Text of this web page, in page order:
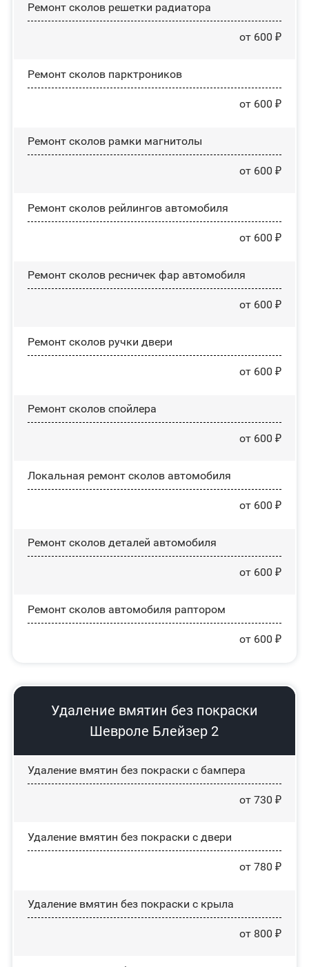
Ремонт сколов решетки радиатора
от 600 ₽
Ремонт сколов парктроников
от 600 ₽
Ремонт сколов рамки магнитолы
от 600 ₽
Ремонт сколов рейлингов автомобиля
от 600 ₽
Ремонт сколов ресничек фар автомобиля
от 600 ₽
Ремонт сколов ручки двери
от 600 ₽
Ремонт сколов спойлера
от 600 ₽
Локальная ремонт сколов автомобиля
от 600 ₽
Ремонт сколов деталей автомобиля
от 600 ₽
Ремонт сколов автомобиля раптором
от 600 ₽
Удаление вмятин без покраски
Шевроле Блейзер 2
Удаление вмятин без покраски с бампера
от 730 ₽
Удаление вмятин без покраски с двери
от 780 ₽
Удаление вмятин без покраски с крыла
от 800 ₽